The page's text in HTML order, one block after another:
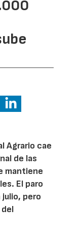
Agrario cae
de las
mantiene
El paro
pero